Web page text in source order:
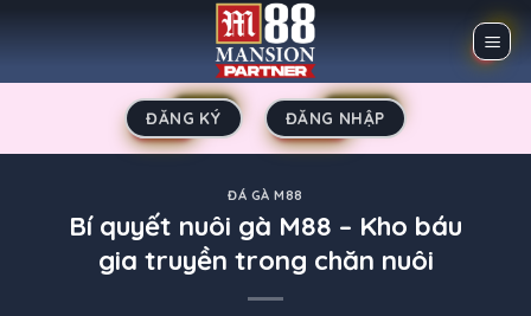
ĐĂNG KÝ ĐĂNG NHẬP
ĐÁ GÀ M88
Bí quyết nuôi gà M88 – Kho báu
gia truyền trong chăn nuôi